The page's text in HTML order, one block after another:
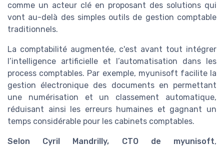
comme un acteur clé en proposant des solutions qui
vont au-delà des simples outils de gestion comptable
traditionnels.
La comptabilité augmentée, c'est avant tout intégrer
l’intelligence artificielle et l’automatisation dans les
process comptables. Par exemple, myunisoft facilite la
gestion électronique des documents en permettant
une numérisation et un classement automatique,
réduisant ainsi les erreurs humaines et gagnant un
temps considérable pour les cabinets comptables.
Selon Cyril Mandrilly, CTO de myunisoft,